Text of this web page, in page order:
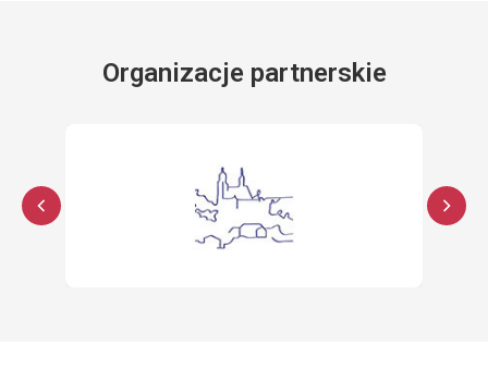
Organizacje partnerskie